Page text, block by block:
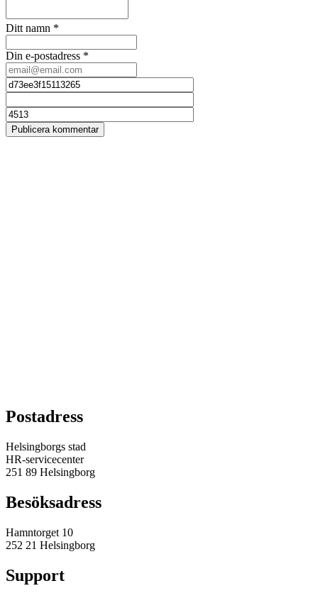
Ditt namn *
Din e-postadress *
Publicera kommentar
Postadress
Helsingborgs stad
HR-servicecenter
251 89 Helsingborg
Besöksadress
Hamntorget 10
252 21 Helsingborg
Support